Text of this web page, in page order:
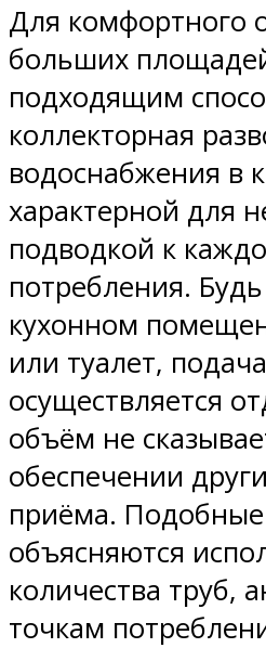
Для комфортного
больших
подходящим
коллекторная
водоснабжения в
характерной для
подводкой к
потребления.
кухонном
или туалет,
осуществляется
объём не
обеспечении
приёма. Подобные
объясняются
количества труб,
точкам